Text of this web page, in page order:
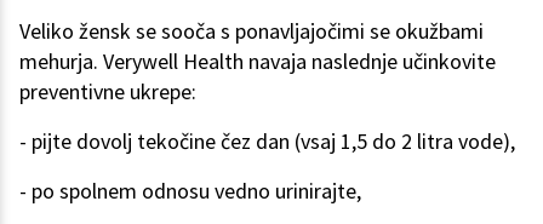
Veliko žensk se sooča s ponavljajočimi se okužbami
mehurja. Verywell Health navaja naslednje učinkovite
preventivne ukrepe:
- pijte dovolj tekočine čez dan (vsaj 1,5 do 2 litra vode),
- po spolnem odnosu vedno urinirajte,